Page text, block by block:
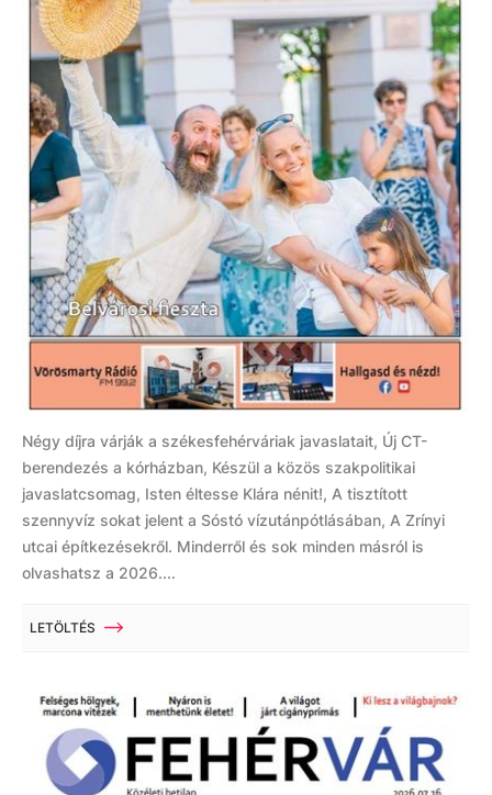
Négy díjra várják a székesfehérváriak javaslatait, Új CT-
berendezés a kórházban, Készül a közös szakpolitikai
javaslatcsomag, Isten éltesse Klára nénit!, A tisztított
szennyvíz sokat jelent a Sóstó vízutánpótlásában, A Zrínyi
utcai építkezésekről. Minderről és sok minden másról is
olvashatsz a 2026....
LETÖLTÉS